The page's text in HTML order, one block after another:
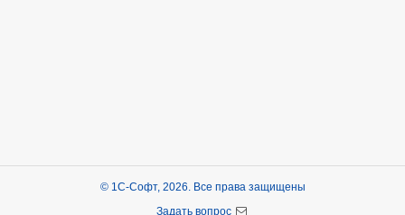
© 1С-Софт, 2026. Все права защищены
Задать вопрос